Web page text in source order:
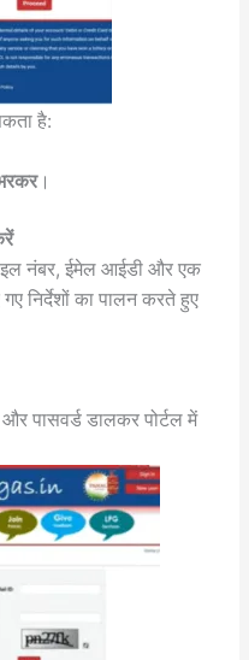
है:
।
नंबर, ईमेल आईडी और एक
निर्देशों का पालन करते हुए
पासवर्ड डालकर पोर्टल में